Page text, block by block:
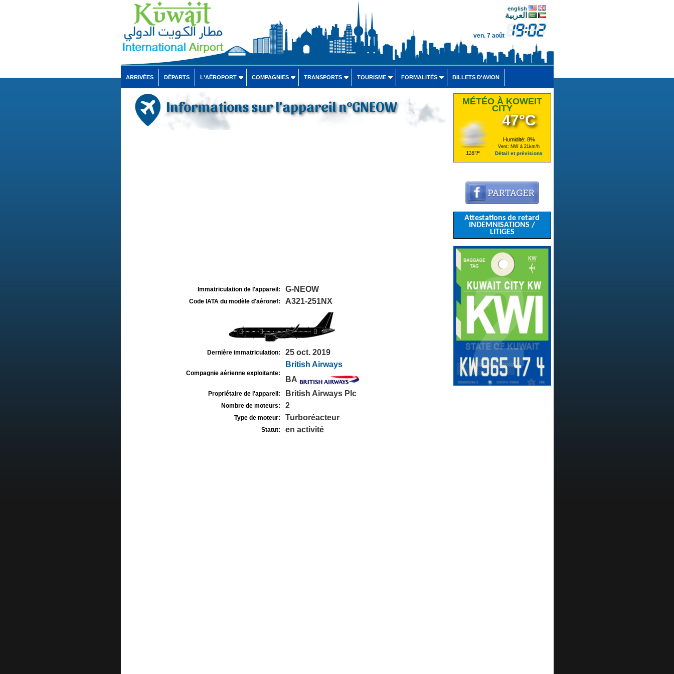
english
العربية
ven. 7 août
ARRIVÉES DÉPARTS L'AÉROPORT COMPAGNIES TRANSPORTS TOURISME FORMALITÉS BILLETS D'AVION
Informations sur l'appareil n°GNEOW
Immatriculation de l'appareil: G-NEOW
Code IATA du modèle d'aéronef: A321-251NX
Dernière immatriculation: 25 oct. 2019
Compagnie aérienne exploitante:
British Airways
BA
Propriétaire de l'appareil: British Airways Plc
Nombre de moteurs: 2
Type de moteur: Turboréacteur
Statut: en activité
MÉTÉO À KOWEIT
CITY
116°F
47°C
Humidité: 8%
Vent: NW à 21km/h
Détail et prévisions
Attestations de retard
INDEMNISATIONS /
LITIGES